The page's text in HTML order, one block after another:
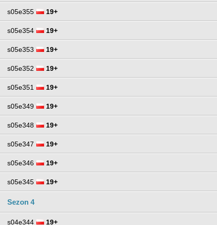
s05e355 19+
s05e354 19+
s05e353 19+
s05e352 19+
s05e351 19+
s05e349 19+
s05e348 19+
s05e347 19+
s05e346 19+
s05e345 19+
Sezon 4
s04e344 19+